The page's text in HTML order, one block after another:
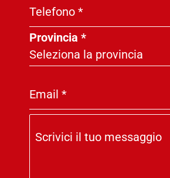
Telefono *
Provincia *
Seleziona la provincia
Email *
Scrivici il tuo messaggio